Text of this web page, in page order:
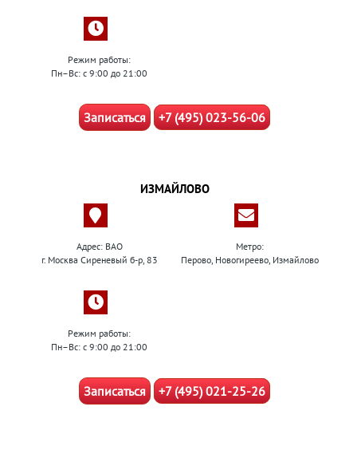
Режим работы:
Пн–Вс: с 9:00 до 21:00
Записаться +7 (495) 023-56-06
ИЗМАЙЛОВО
Адрес: ВАО
г. Москва Сиреневый б-р, 83
Метро:
Перово, Новогиреево, Измайлово
Режим работы:
Пн–Вс: с 9:00 до 21:00
Записаться +7 (495) 021-25-26